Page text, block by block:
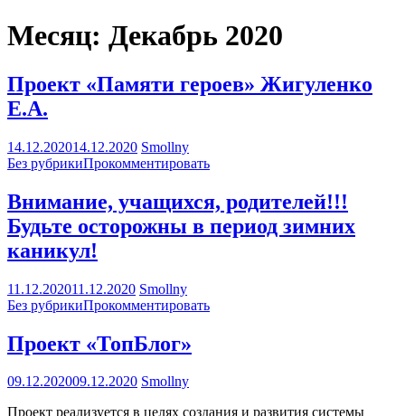
Месяц: Декабрь 2020
Проект «Памяти героев» Жигуленко
Е.А.
14.12.202014.12.2020 Smollny
Без рубрикиПрокомментировать
Внимание, учащихся, родителей!!!
Будьте осторожны в период зимних
каникул!
11.12.202011.12.2020 Smollny
Без рубрикиПрокомментировать
Проект «ТопБлог»
09.12.202009.12.2020 Smollny
Проект реализуется в целях создания и развития системы